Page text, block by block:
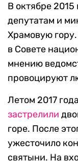
В октябре 2015
депутатам и
Храмовую гору.
в Совете
мнению
провоцируют
Летом 2017
застрелили
горе. После
ужесточило
святыни. На